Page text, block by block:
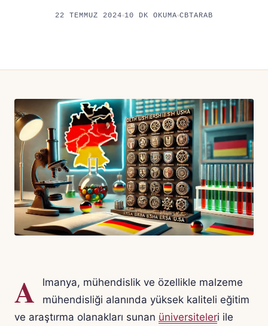
22 TEMMUZ 2024 10 DK OKUMA CBTARAB
A
lmanya, mühendislik ve özellikle malzeme
mühendisliği alanında yüksek kaliteli eğitim
ve araştırma olanakları sunan üniversiteleri ile